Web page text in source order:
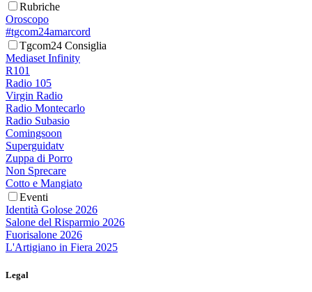
Rubriche
Oroscopo
#tgcom24amarcord
Tgcom24 Consiglia
Mediaset Infinity
R101
Radio 105
Virgin Radio
Radio Montecarlo
Radio Subasio
Comingsoon
Superguidatv
Zuppa di Porro
Non Sprecare
Cotto e Mangiato
Eventi
Identità Golose 2026
Salone del Risparmio 2026
Fuorisalone 2026
L'Artigiano in Fiera 2025
Legal